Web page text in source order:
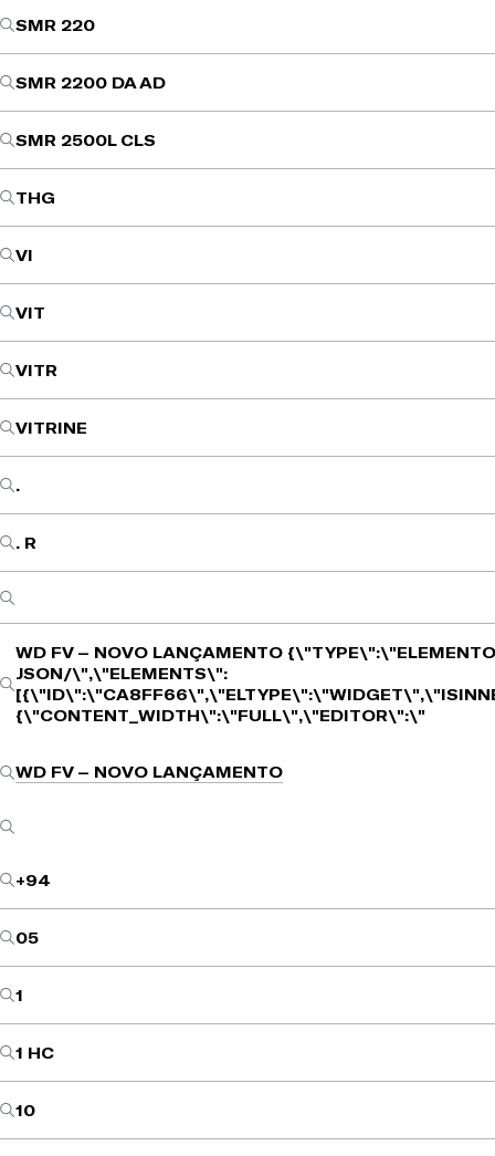
SMR 220
SMR 2200 DA AD
SMR 2500L CLS
THG
VI
VIT
VITR
VITRINE
.
. R
WD FV – NOVO LANÇAMENTO
JSON/\",\"ELEMENTS\":
{\"CONTENT_WIDTH\":\"FULL\",\"EDITOR\":\"
WD FV – NOVO LANÇAMENTO
+94
05
1
1 HC
10